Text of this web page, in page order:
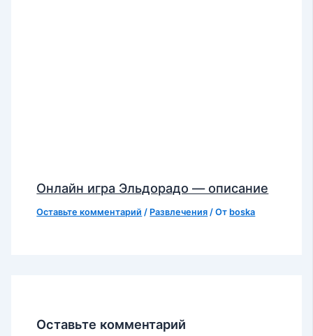
Онлайн игра Эльдорадо — описание
Оставьте комментарий / Развлечения / От boska
Оставьте комментарий